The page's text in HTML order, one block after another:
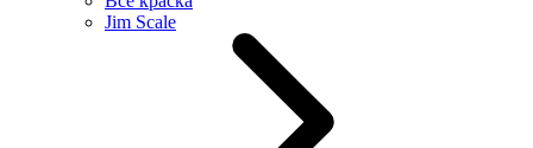
Jim Scale